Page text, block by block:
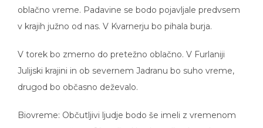
oblačno vreme. Padavine se bodo pojavljale predvsem
v krajih južno od nas. V Kvarnerju bo pihala burja.
V torek bo zmerno do pretežno oblačno. V Furlaniji
Julijski krajini in ob severnem Jadranu bo suho vreme,
drugod bo občasno deževalo.
Biovreme: Občutljivi ljudje bodo še imeli z vremenom